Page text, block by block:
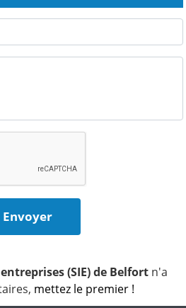
(SIE) de Belfort n'a
mettez le premier !